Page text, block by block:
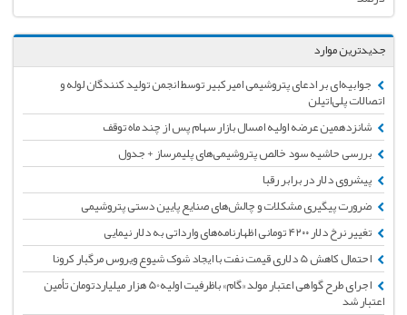
جدیدترین موارد
جوابیه‌ای بر ادعای پتروشیمی امیرکبیر توسط انجمن تولید کنندگان لوله و
اتصالات پلی‌اتیلن
شانزدهمین عرضه اولیه امسال بازار سهام پس از چند ماه توقف
بررسی حاشیه سود خالص پتروشیمی‌های پلیمرساز + جدول
پیشروی دلار در برابر رقبا
ضرورت پیگیری مشکلات و چالش‌های صنایع پایین دستی پتروشیمی
تغییر نرخ دلار ۴۲۰۰ تومانی اظهارنامه‌های وارداتی به دلار نیمایی
احتمال کاهش 5 دلاری قیمت نفت با ایجاد شوک شیوع ویروس مرگبار کرونا
اجرای طرح گواهی اعتبار مولد «گام» باظرفیت اولیه50 هزار میلیاردتومان تأمین
اعتبار شد